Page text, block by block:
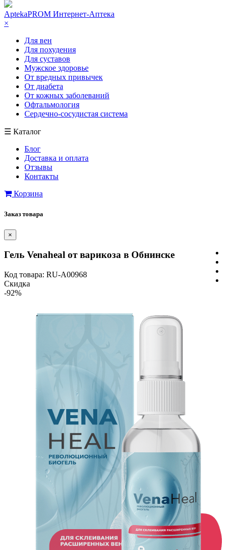
AptekaPROM Интернет-Аптека
×
Для вен
Для похудения
Для суставов
Мужское здоровье
От вредных привычек
От диабета
От кожных заболеваний
Офтальмология
Сердечно-сосудистая система
☰ Каталог
Блог
Доставка и оплата
Отзывы
Контакты
Корзина
Заказ товара
×
Гель Venaheal от варикоза в Обнинске
Код товара: RU-A00968
Скидка
-92%